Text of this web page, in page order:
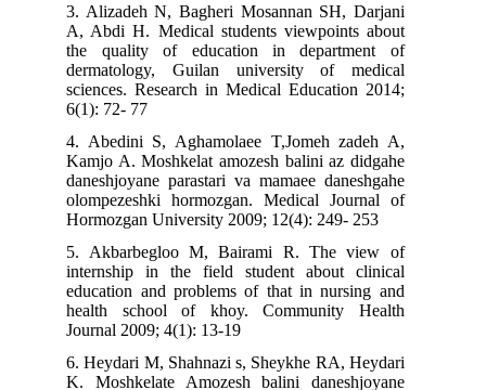
3. Alizadeh N, Bagheri Mosannan SH, Darjani
A, Abdi H. Medical students viewpoints about
the quality of education in department of
dermatology, Guilan university of medical
sciences. Research in Medical Education 2014;
6(1): 72- 77
4. Abedini S, Aghamolaee T,Jomeh zadeh A,
Kamjo A. Moshkelat amozesh balini az didgahe
daneshjoyane parastari va mamaee daneshgahe
olompezeshki hormozgan. Medical Journal of
Hormozgan University 2009; 12(4): 249- 253
5. Akbarbegloo M, Bairami R. The view of
internship in the field student about clinical
education and problems of that in nursing and
health school of khoy. Community Health
Journal 2009; 4(1): 13-19
6. Heydari M, Shahnazi s, Sheykhe RA, Heydari
K. Moshkelate Amozesh balini daneshjoyane